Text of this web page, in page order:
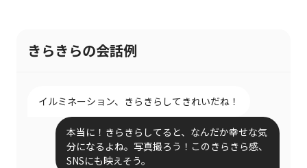
きらきらの会話例
イルミネーション、きらきらしてきれいだね！
本当に！きらきらしてると、なんだか幸せな気
分になるよね。写真撮ろう！このきらきら感、
SNSにも映えそう。